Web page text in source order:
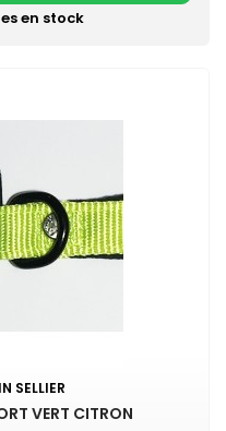
en stock
SELLIER
VERT CITRON